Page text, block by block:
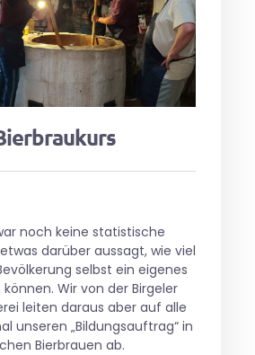
noch keine statistische
darüber aussagt, wie viel
selbst ein eigenes
Wir von der Birgeler
leiten daraus aber auf alle
unseren „Bildungsauftrag“ in
Bierbrauen ab.